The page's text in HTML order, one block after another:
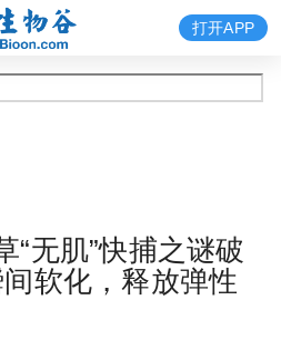
打开APP
“无肌”快捕之谜破
软化，释放弹性